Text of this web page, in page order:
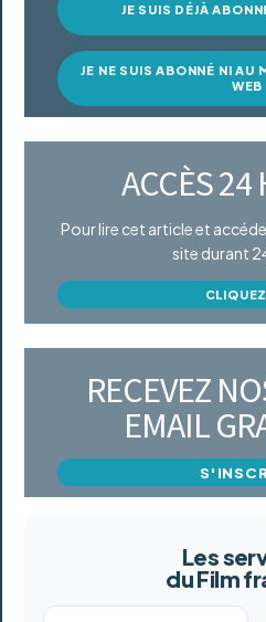
JE SUIS DÉJÀ
JE NE SUIS ABONNÉ NI AU
WEB
ACCÈS 24
Pour lire cet article et
site durant
RECEVEZ
EMAIL
Les
du Film